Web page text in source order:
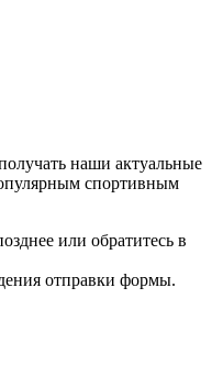
наши актуальные
спортивным
или обратитесь в
отправки формы.